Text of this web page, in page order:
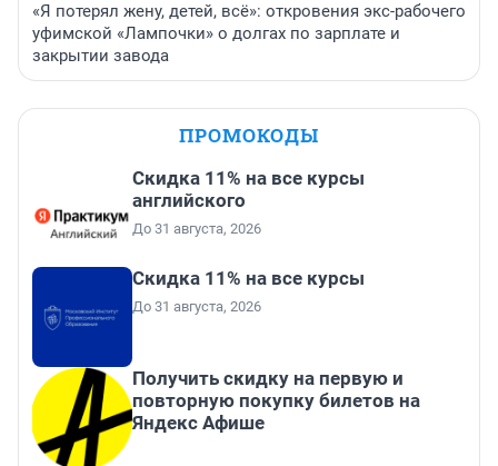
«Я потерял жену, детей, всё»: откровения экс-рабочего
уфимской «Лампочки» о долгах по зарплате и
закрытии завода
ПРОМОКОДЫ
Скидка 11% на все курсы
английского
До 31 августа, 2026
Скидка 11% на все курсы
До 31 августа, 2026
Получить скидку на первую и
повторную покупку билетов на
Яндекс Афише